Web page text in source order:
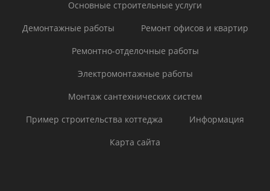
Основные строительные услуги
Демонтажные работы
Ремонт офисов и квартир
Ремонтно-отделочные работы
Электромонтажные работы
Монтаж сантехнических систем
Пример строительства коттеджа
Информация
Карта сайта